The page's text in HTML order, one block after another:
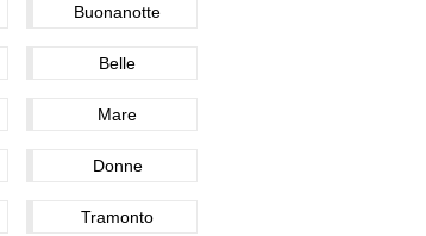
Buonanotte
Belle
Mare
Donne
Tramonto